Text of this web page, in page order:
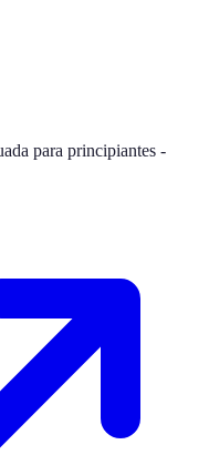
para principiantes -